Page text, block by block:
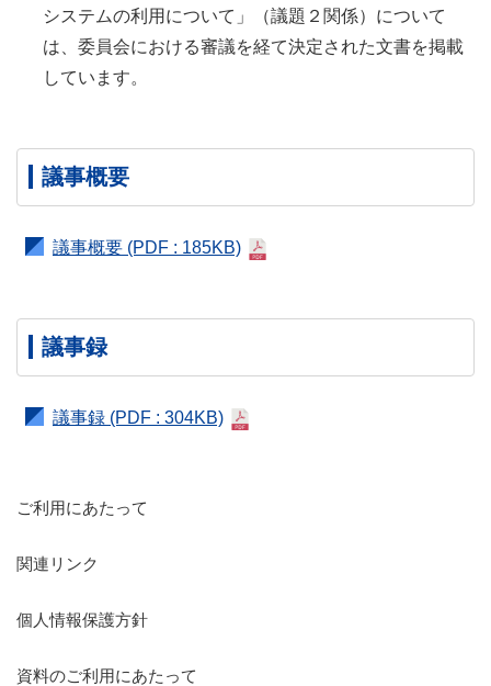
システムの利用について」（議題２関係）について
は、委員会における審議を経て決定された文書を掲載
しています。
議事概要
議事概要 (PDF : 185KB)
議事録
議事録 (PDF : 304KB)
ご利用にあたって
関連リンク
個人情報保護方針
資料のご利用にあたって